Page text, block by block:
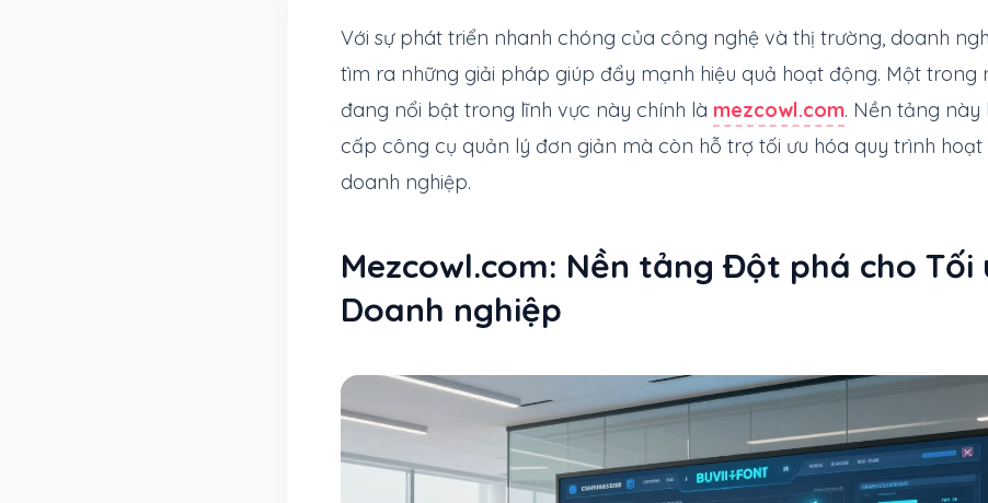
Với sự phát triển nhanh chóng của công nghệ và thị trường, doanh
tìm ra những giải pháp giúp đẩy mạnh hiệu quả hoạt động. Một trong
đang nổi bật trong lĩnh vực này chính là mezcowl.com. Nền tảng này
cấp công cụ quản lý đơn giản mà còn hỗ trợ tối ưu hóa quy trình
doanh nghiệp.
Mezcowl.com: Nền tảng Đột phá cho Tối
Doanh nghiệp